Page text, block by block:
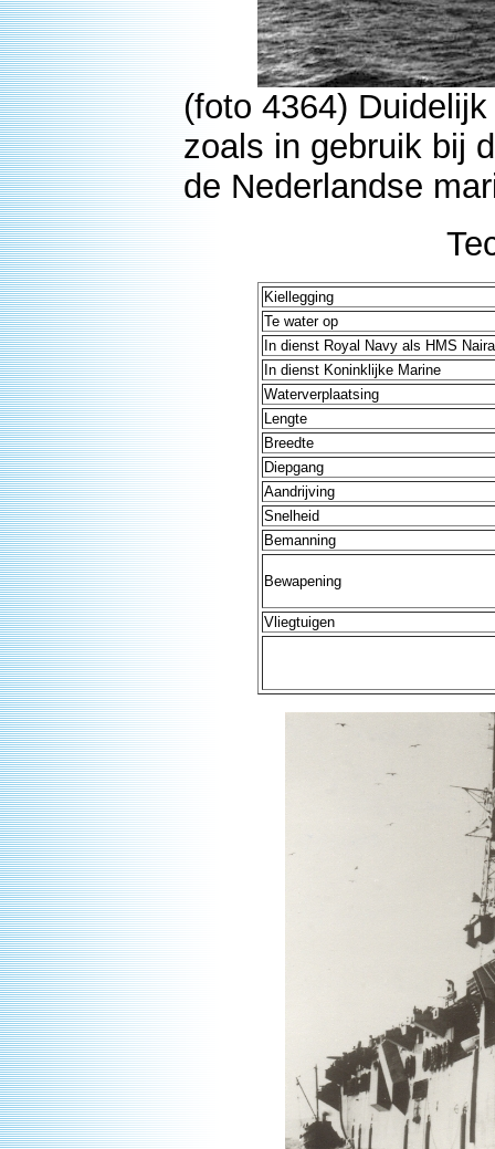
(foto 4364)
zoals in gebruik bij
de Nederlandse
Kiellegging
Te water op
In dienst Royal Navy als HMS
In dienst Koninklijke Marine
Waterverplaatsing
Lengte
Breedte
Diepgang
Aandrijving
Snelheid
Bemanning
Bewapening
Vliegtuigen